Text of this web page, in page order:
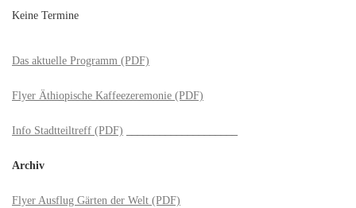
Keine Termine
Das aktuelle Programm (PDF)
Flyer Äthiopische Kaffeezeremonie (PDF)
Info Stadtteiltreff (PDF)
Archiv
Flyer Ausflug Gärten der Welt (PDF)